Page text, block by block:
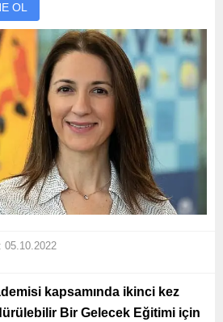
OL
05.10.2022
kapsamında ikinci kez
Bir Gelecek Eğitimi için